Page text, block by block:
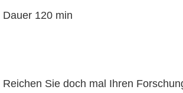
Dauer 120 min
Reichen Sie doch mal Ihren